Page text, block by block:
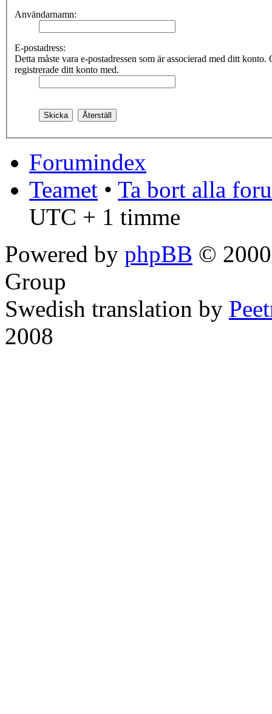
Användarnamn:
E-postadress:
Detta måste vara e-postadressen som är associerad med ditt
registrerade ditt konto med.
Forumindex
Teamet • Ta bort alla
UTC + 1 timme
Powered by phpBB ©
Group
Swedish translation by
2008